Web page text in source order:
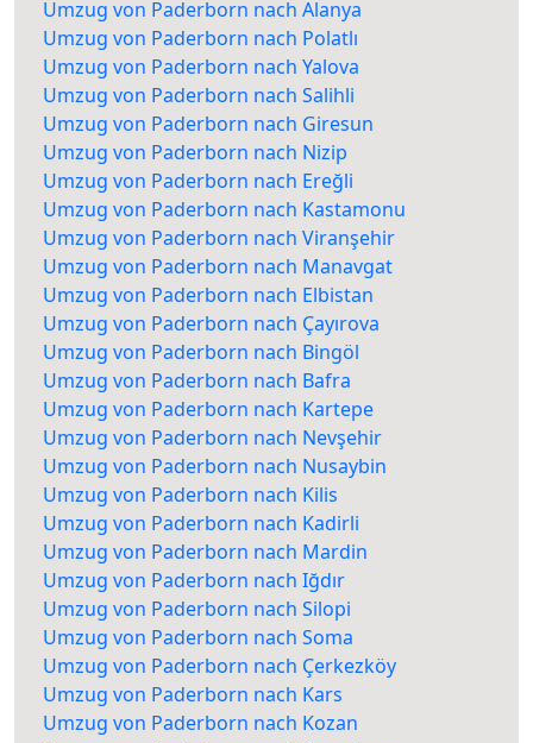
Umzug von Paderborn nach Alanya
Umzug von Paderborn nach Polatlı
Umzug von Paderborn nach Yalova
Umzug von Paderborn nach Salihli
Umzug von Paderborn nach Giresun
Umzug von Paderborn nach Nizip
Umzug von Paderborn nach Ereğli
Umzug von Paderborn nach Kastamonu
Umzug von Paderborn nach Viranşehir
Umzug von Paderborn nach Manavgat
Umzug von Paderborn nach Elbistan
Umzug von Paderborn nach Çayırova
Umzug von Paderborn nach Bingöl
Umzug von Paderborn nach Bafra
Umzug von Paderborn nach Kartepe
Umzug von Paderborn nach Nevşehir
Umzug von Paderborn nach Nusaybin
Umzug von Paderborn nach Kilis
Umzug von Paderborn nach Kadirli
Umzug von Paderborn nach Mardin
Umzug von Paderborn nach Iğdır
Umzug von Paderborn nach Silopi
Umzug von Paderborn nach Soma
Umzug von Paderborn nach Çerkezköy
Umzug von Paderborn nach Kars
Umzug von Paderborn nach Kozan